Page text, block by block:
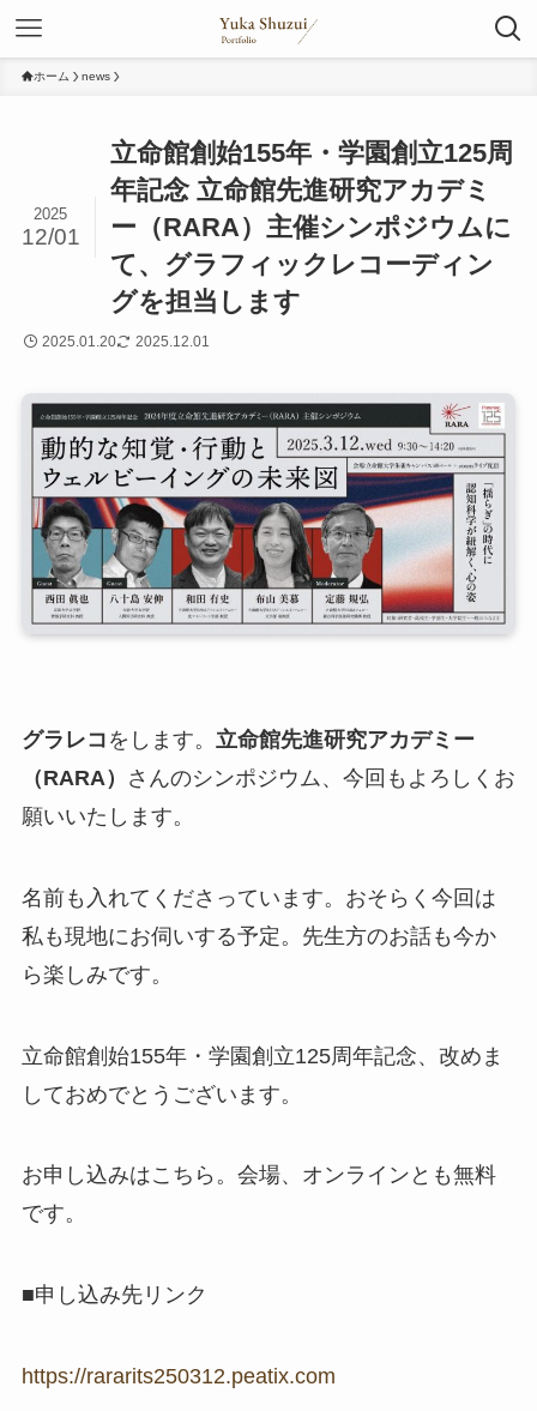
ホーム news
立命館創始155年・学園創立125周
年記念 立命館先進研究アカデミ
ー（RARA）主催シンポジウムに
て、グラフィックレコーディン
グを担当します
2025
12/01
2025.01.20 2025.12.01
グラレコ をします。 立命館先進研究アカデミー
（RARA）
さんのシンポジウム、今回もよろしくお
願いいたします。
名前も入れてくださっています。おそらく今回は
私も現地にお伺いする予定。先生方のお話も今か
ら楽しみです。
立命館創始155年・学園創立125周年記念、改めま
しておめでとうございます。
お申し込みはこちら。会場、オンラインとも無料
です。
■申し込み先リンク
https://rararits250312.peatix.com